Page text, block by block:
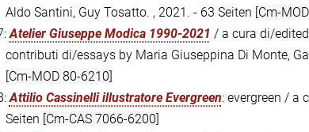
Aldo Santini, Guy Tosatto. , 2021. - 63 Seiten [Cm-
Atelier Giuseppe Modica 1990-2021 / a cura di/
contributi di/essays by Maria Giuseppina Di Monte,
[Cm-MOD 80-6210]
Attilio Cassinelli illustratore Evergreen: evergreen / a
Seiten [Cm-CAS 7066-6200]